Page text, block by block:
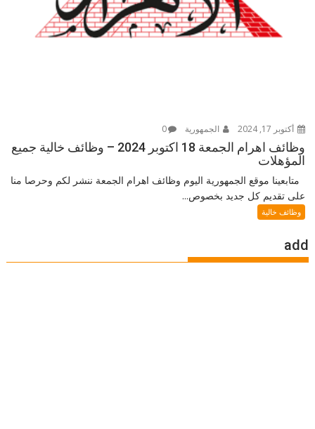
أكتوبر 17, 2024 الجمهورية 0
وظائف اهرام الجمعة 18 اكتوبر 2024 – وظائف خالية جميع
المؤهلات
متابعينا موقع الجمهورية اليوم وظائف اهرام الجمعة ننشر لكم وحرصا منا
على تقديم كل جديد بخصوص...
وظائف خالية
add